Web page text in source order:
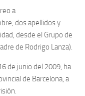
a
dos apellidos y
desde el Grupo de
de Rodrigo Lanza).
de junio del 2009, ha
de Barcelona, a